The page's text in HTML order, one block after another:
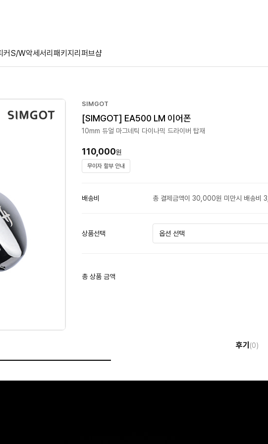
커S/W악세서리 패키지리퍼브샵
SIMGOT
[SIMGOT] EA500 LM 이어폰
10mm 듀얼 마그네틱 다이나믹 드라이버 탑재
110,000원
무이자 할부 안내
배송비 총 결제금액이 30,000원 미만시 배송비
상품선택
총 상품 금액
후기 (0)